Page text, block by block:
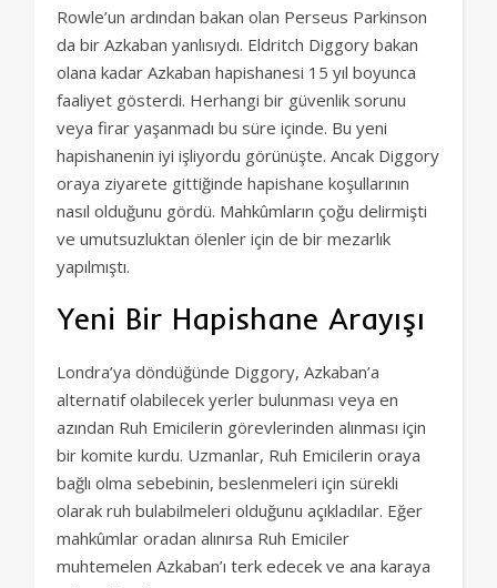
Rowle’un ardından bakan olan Perseus Parkinson
da bir Azkaban yanlısıydı. Eldritch Diggory bakan
olana kadar Azkaban hapishanesi 15 yıl boyunca
faaliyet gösterdi. Herhangi bir güvenlik sorunu
veya firar yaşanmadı bu süre içinde. Bu yeni
hapishanenin iyi işliyordu görünüşte. Ancak Diggory
oraya ziyarete gittiğinde hapishane koşullarının
nasıl olduğunu gördü. Mahkûmların çoğu delirmişti
ve umutsuzluktan ölenler için de bir mezarlık
yapılmıştı.
Yeni Bir Hapishane Arayışı
Londra’ya döndüğünde Diggory, Azkaban’a
alternatif olabilecek yerler bulunması veya en
azından Ruh Emicilerin görevlerinden alınması için
bir komite kurdu. Uzmanlar, Ruh Emicilerin oraya
bağlı olma sebebinin, beslenmeleri için sürekli
olarak ruh bulabilmeleri olduğunu açıkladılar. Eğer
mahkûmlar oradan alınırsa Ruh Emiciler
muhtemelen Azkaban’ı terk edecek ve ana karaya